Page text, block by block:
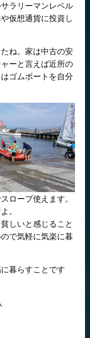
ラリーマンレベル
仮想通貨に投資し
ね。家は中古の安
ーと言えば近所の
ゴムボートを自分
ロープ使えます。
。
しいと感じること
で気軽に気楽に暮
暮らすことです